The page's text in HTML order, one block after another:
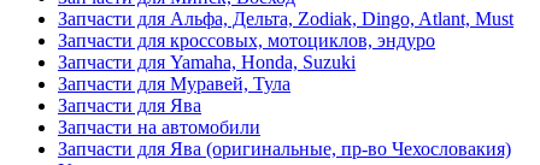
Запчасти для Альфа, Дельта, Zodiak, Dingo, Atlant, Must
Запчасти для кроссовых, мотоциклов, эндуро
Запчасти для Yamaha, Honda, Suzuki
Запчасти для Муравей, Тула
Запчасти для Ява
Запчасти на автомобили
Запчасти для Ява (оригинальные, пр-во Чехословакия)